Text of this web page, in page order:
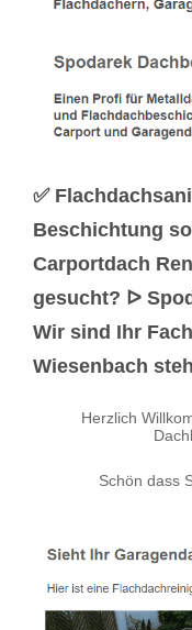
✅
Beschichtung
Carportdach
gesucht? ᐅ
Wir sind Ihr
Wiesenbach
Herzlich
Schön dass